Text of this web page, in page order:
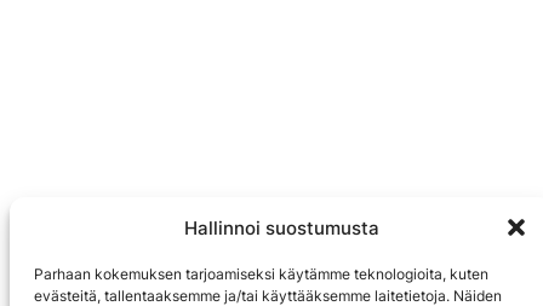
Hallinnoi suostumusta
Parhaan kokemuksen tarjoamiseksi käytämme teknologioita, kuten
evästeitä, tallentaaksemme ja/tai käyttääksemme laitetietoja. Näiden